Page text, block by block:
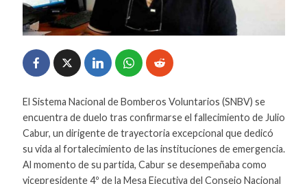
El Sistema Nacional de Bomberos Voluntarios (SNBV) se
encuentra de duelo tras confirmarse el fallecimiento de Julio
Cabur, un dirigente de trayectoria excepcional que dedicó
su vida al fortalecimiento de las instituciones de emergencia.
Al momento de su partida, Cabur se desempeñaba como
vicepresidente 4º de la Mesa Ejecutiva del Consejo Nacional